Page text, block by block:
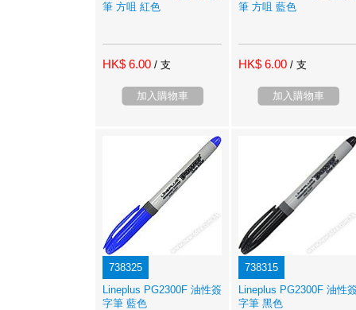
筆 方咀 紅色
HK$ 6.00 / 支
加入購物車
筆 方咀 藍色
HK$ 6.00 / 支
加入購物車
738325
Lineplus PG2300F 油性簽
字筆 藍色
738315
Lineplus PG2300F 油性
字筆 黑色